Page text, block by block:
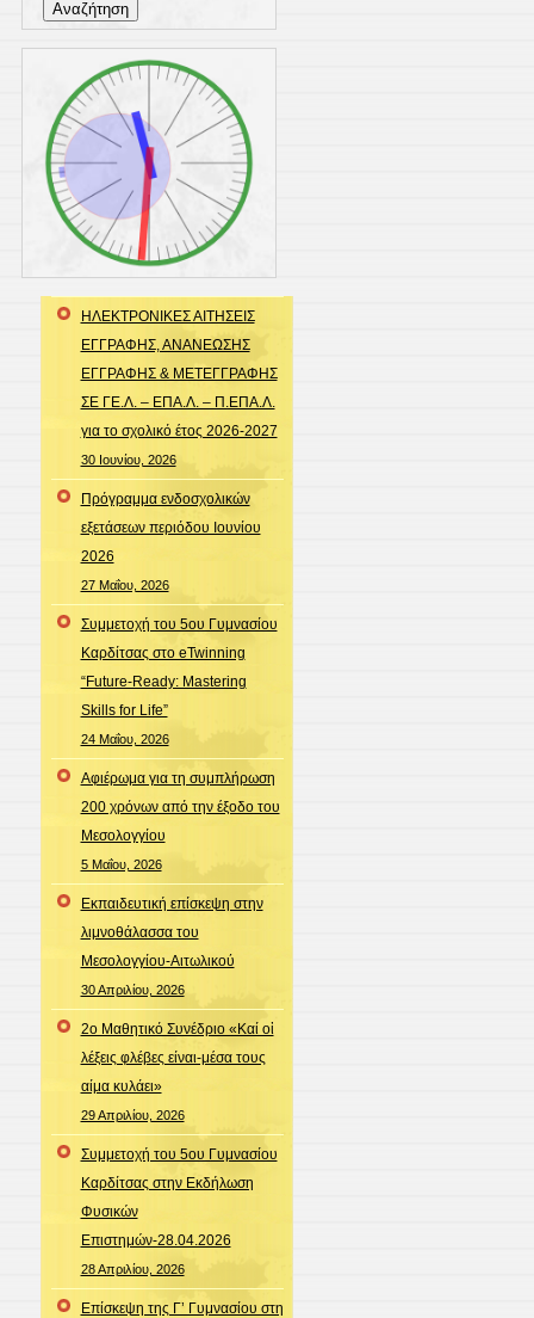
για:
ΗΛΕΚΤΡΟΝΙΚΕΣ ΑΙΤΗΣΕΙΣ
ΕΓΓΡΑΦΗΣ, ΑΝΑΝΕΩΣΗΣ
ΕΓΓΡΑΦΗΣ & ΜΕΤΕΓΓΡΑΦΗΣ
ΣΕ ΓΕ.Λ. – ΕΠΑ.Λ. – Π.ΕΠΑ.Λ.
για το σχολικό έτος 2026-2027
30 Ιουνίου, 2026
Πρόγραμμα ενδοσχολικών
εξετάσεων περιόδου Ιουνίου
2026
27 Μαΐου, 2026
Συμμετοχή του 5ου Γυμνασίου
Καρδίτσας στο eTwinning
“Future-Ready: Mastering
Skills for Life”
24 Μαΐου, 2026
Αφιέρωμα για τη συμπλήρωση
200 χρόνων από την έξοδο του
Μεσολογγίου
5 Μαΐου, 2026
Εκπαιδευτική επίσκεψη στην
λιμνοθάλασσα του
Μεσολογγίου-Αιτωλικού
30 Απριλίου, 2026
2ο Μαθητικό Συνέδριο «Καί οἱ
λέξεις φλέβες είναι-μέσα τους
αίμα κυλάει»
29 Απριλίου, 2026
Συμμετοχή του 5ου Γυμνασίου
Καρδίτσας στην Εκδήλωση
Φυσικών
Επιστημών-28.04.2026
28 Απριλίου, 2026
Επίσκεψη της Γ’ Γυμνασίου στη